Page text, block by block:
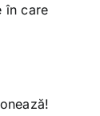
în care